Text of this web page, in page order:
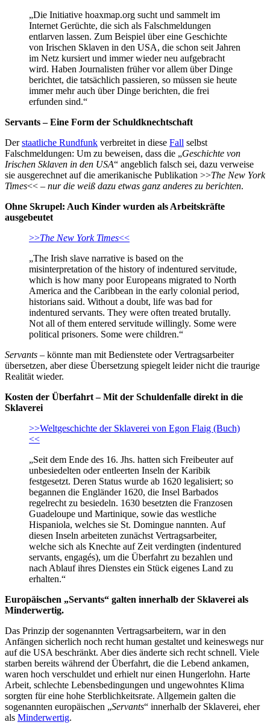
„Die Initiative hoaxmap.org sucht und sammelt im
Internet Gerüchte, die sich als Falschmeldungen
entlarven lassen. Zum Beispiel über eine Geschichte
von Irischen Sklaven in den USA, die schon seit Jahren
im Netz kursiert und immer wieder neu aufgebracht
wird. Haben Journalisten früher vor allem über Dinge
berichtet, die tatsächlich passieren, so müssen sie heute
immer mehr auch über Dinge berichten, die frei
erfunden sind.“
Servants – Eine Form der Schuldknechtschaft
Derstaatliche Rundfunk verbreitet in diese Fall selbst
Falschmeldungen: Um zu beweisen, dass die „Geschichte von
Irischen Sklaven in den USA“ angeblich falsch sei, dazu verweise
sie ausgerechnet auf die amerikanische Publikation >>The New York
Times<< – nur die weiß dazu etwas ganz anderes zu berichten.
Ohne Skrupel: Auch Kinder wurden als Arbeitskräfte
ausgebeutet
>>The New York Times<<
„The Irish slave narrative is based on the
misinterpretation of the history of indentured servitude,
which is how many poor Europeans migrated to North
America and the Caribbean in the early colonial period,
historians said. Without a doubt, life was bad for
indentured servants. They were often treated brutally.
Not all of them entered servitude willingly. Some were
political prisoners. Some were children.“
Servants – könnte man mit Bedienstete oder Vertragsarbeiter
übersetzen, aber diese Übersetzung spiegelt leider nicht die traurige
Realität wieder.
Kosten der Überfahrt – Mit der Schuldenfalle direkt in die
Sklaverei
>>Weltgeschichte der Sklaverei von Egon Flaig (Buch)
<<
„Seit dem Ende des 16. Jhs. hatten sich Freibeuter auf
unbesiedelten oder entleerten Inseln der Karibik
festgesetzt. Deren Status wurde ab 1620 legalisiert; so
begannen die Engländer 1620, die Insel Barbados
regelrecht zu besiedeln. 1630 besetzten die Franzosen
Guadeloupe und Martinique, sowie das westliche
Hispaniola, welches sie St. Domingue nannten. Auf
diesen Inseln arbeiteten zunächst Vertragsarbeiter,
welche sich als Knechte auf Zeit verdingten (indentured
servants, engagés), um die Überfahrt zu bezahlen und
nach Ablauf ihres Dienstes ein Stück eigenes Land zu
erhalten.“
Europäischen „Servants“ galten innerhalb der Sklaverei als
Minderwertig.
Das Prinzip der sogenannten Vertragsarbeitern, war in den
Anfängen sicherlich noch recht human gestaltet und keineswegs nur
auf die USA beschränkt. Aber dies änderte sich recht schnell. Viele
starben bereits während der Überfahrt, die die Lebend ankamen,
waren hoch verschuldet und erhielt nur einen Hungerlohn. Harte
Arbeit, schlechte Lebensbedingungen und ungewohntes Klima
sorgten für eine hohe Sterblichkeitsrate. Allgemein galten die
sogenannten europäischen „Servants“ innerhalb der Sklaverei, eher
als Minderwertig.